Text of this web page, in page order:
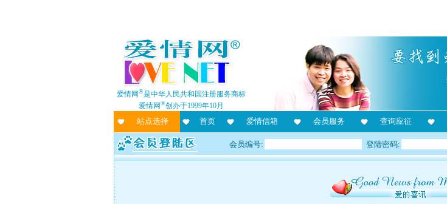
爱情网®是中华人民共和国注册服务商标
爱情网®创办于1999年10月
站点选择 首页 爱情信箱 会员服务 查询应征
会员编号: 登陆密码: